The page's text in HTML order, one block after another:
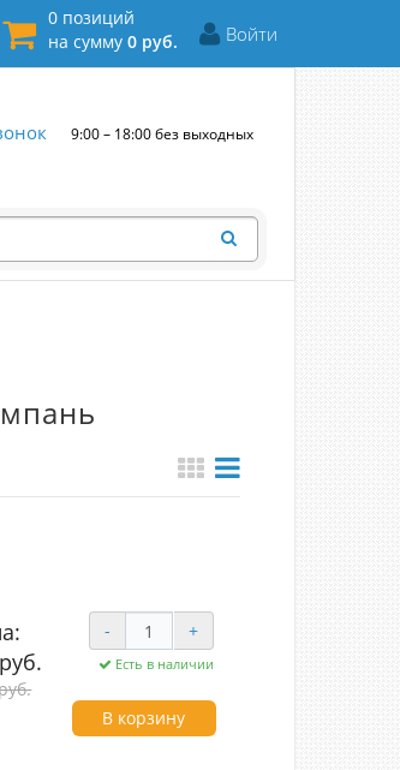
Войти
0 позиций
на сумму 0 руб.
9:00 – 18:00 без выходных
- +
Есть в наличии
В корзину